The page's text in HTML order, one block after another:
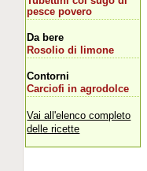
pesce povero
Da bere
Rosolio di limone
Contorni
Carciofi in agrodolce
Vai all'elenco completo
delle ricette